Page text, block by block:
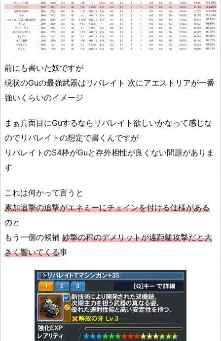
前にも書いた奴ですが
現状のGuの最強武器はリバレイト 次にアエストリアが一番
強いくらいのイメージ
まぁ真面目にGuするならリバレイト欲しいかなって感じな
のでリバレイトの想定で書くんですが
リバレイトのS4枠がGuと存外相性が良くない問題がありま
す
これは何かって言うと
累加追撃の追撃がエネミーにチェインを付ける仕様がある
のと
もう一個の候補 妙撃の秤のデメリットが遠距離攻撃だと大
きく響いてくる事